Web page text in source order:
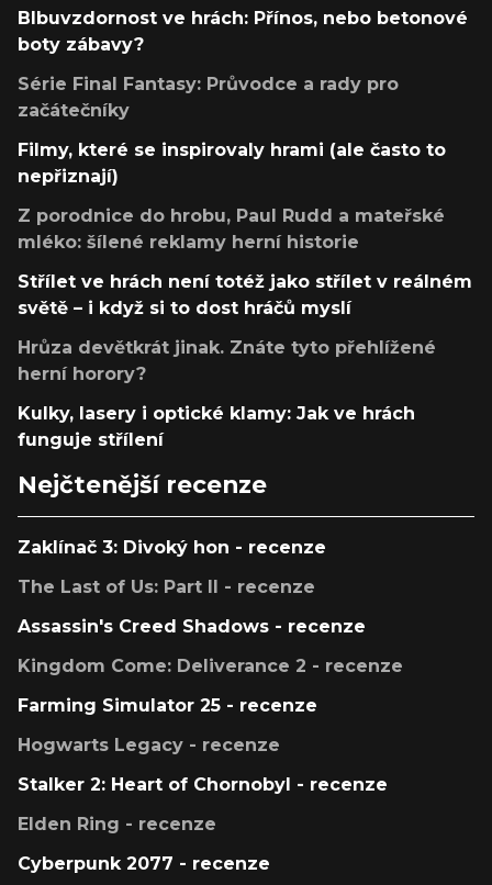
Blbuvzdornost ve hrách: Přínos, nebo betonové
boty zábavy?
Série Final Fantasy: Průvodce a rady pro
začátečníky
Filmy, které se inspirovaly hrami (ale často to
nepřiznají)
Z porodnice do hrobu, Paul Rudd a mateřské
mléko: šílené reklamy herní historie
Střílet ve hrách není totéž jako střílet v reálném
světě – i když si to dost hráčů myslí
Hrůza devětkrát jinak. Znáte tyto přehlížené
herní horory?
Kulky, lasery i optické klamy: Jak ve hrách
funguje střílení
Nejčtenější recenze
Zaklínač 3: Divoký hon - recenze
The Last of Us: Part II - recenze
Assassin's Creed Shadows - recenze
Kingdom Come: Deliverance 2 - recenze
Farming Simulator 25 - recenze
Hogwarts Legacy - recenze
Stalker 2: Heart of Chornobyl - recenze
Elden Ring - recenze
Cyberpunk 2077 - recenze